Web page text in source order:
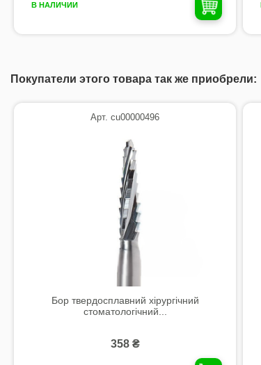
В НАЛИЧИИ
Покупатели этого товара так же приобрели:
Арт. cu00000496
Бор твердосплавний хірургічний
стоматологічний...
358 ₴